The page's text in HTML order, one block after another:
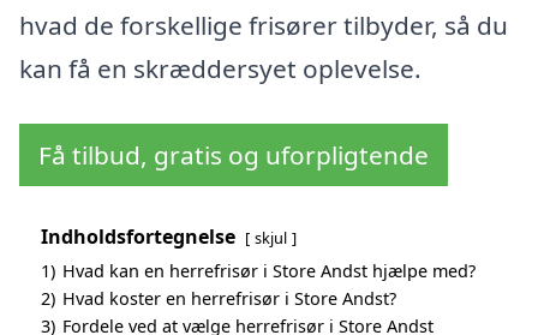
hvad de forskellige frisører tilbyder, så du
kan få en skræddersyet oplevelse.
Få tilbud, gratis og uforpligtende
Indholdsfortegnelse skjul
1) Hvad kan en herrefrisør i Store Andst hjælpe med?
2) Hvad koster en herrefrisør i Store Andst?
3) Fordele ved at vælge herrefrisør i Store Andst